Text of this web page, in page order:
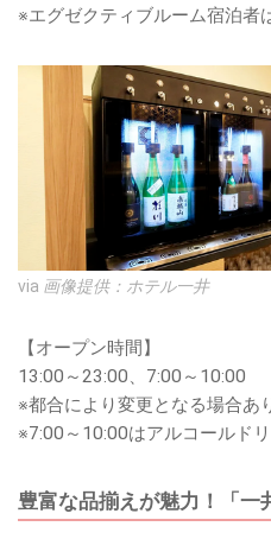
※エグゼクティブルーム宿泊者
via 画像提供：ホテル一井
【オープン時間】
13:00～23:00、7:00～10:00
※都合により変更となる場合あ
※7:00～10:00はアルコールド
豊富な品揃えが魅力！「一